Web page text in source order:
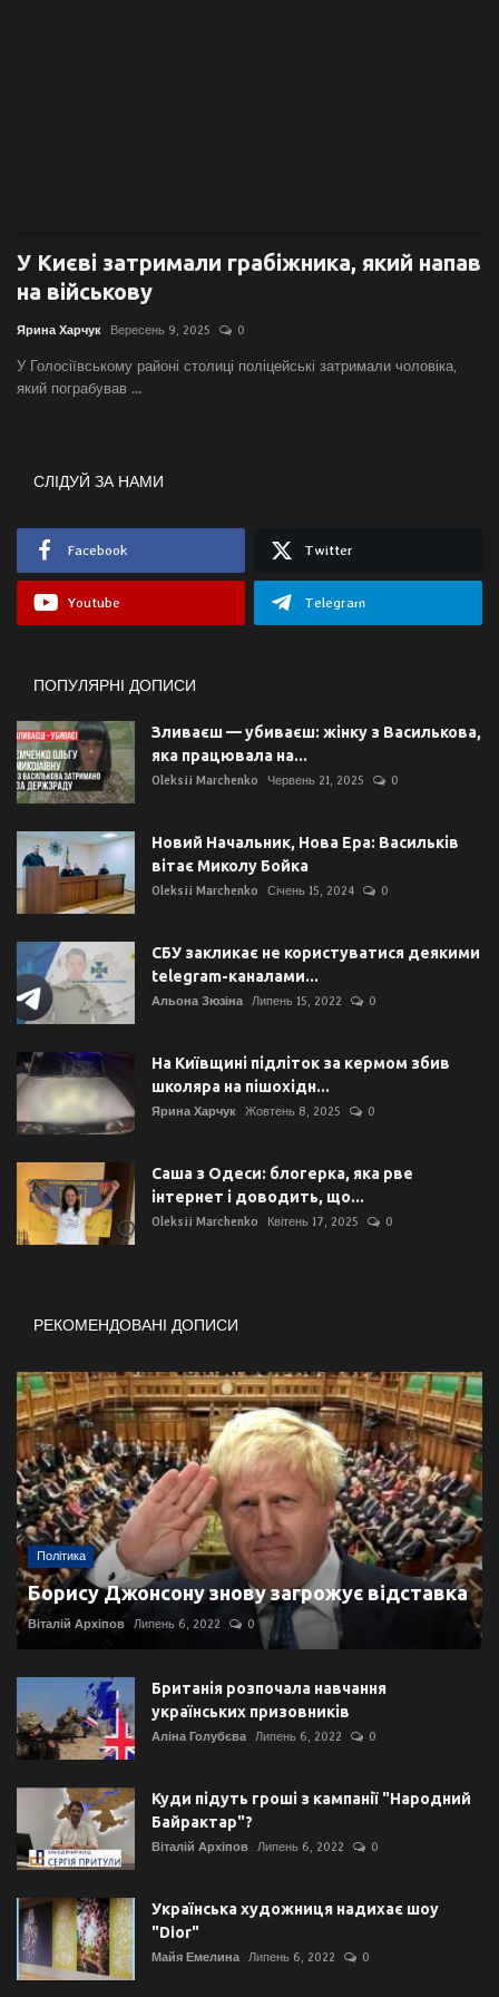
Спорт
Авто
Відео
English Ukraine
У Києві затримали грабіжника, який напав
на військову
Ярина Харчук Вересень 9, 2025 0
У Голосіївському районі столиці поліцейські затримали чоловіка,
який пограбував ...
СЛІДУЙ ЗА НАМИ
Facebook Twitter
Youtube Telegram
ПОПУЛЯРНІ ДОПИСИ
Зливаєш — убиваєш: жінку з Василькова,
яка працювала на...
Oleksii Marchenko Червень 21, 2025 0
Новий Начальник, Нова Ера: Васильків
вітає Миколу Бойка
Oleksii Marchenko Січень 15, 2024 0
СБУ закликає не користуватися деякими
telegram-каналами...
Альона Зюзіна Липень 15, 2022 0
На Київщині підліток за кермом збив
школяра на пішохідн...
Ярина Харчук Жовтень 8, 2025 0
Саша з Одеси: блогерка, яка рве
інтернет і доводить, що...
Oleksii Marchenko Квітень 17, 2025 0
РЕКОМЕНДОВАНІ ДОПИСИ
Політика
Борису Джонсону знову загрожує відставка
Віталій Архіпов Липень 6, 2022 0
Британія розпочала навчання
українських призовників
Аліна Голубєва Липень 6, 2022 0
Куди підуть гроші з кампанії "Народний
Байрактар"?
Віталій Архіпов Липень 6, 2022 0
Українська художниця надихає шоу
"Dior"
Майя Емелина Липень 6, 2022 0